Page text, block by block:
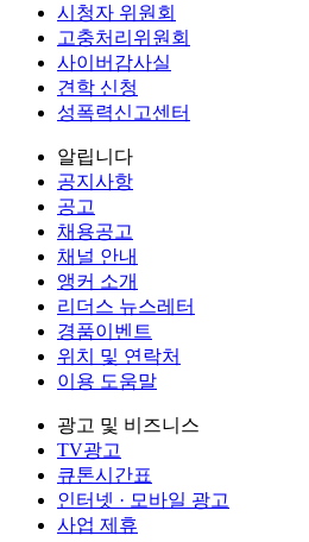
시청자 위원회
고충처리위원회
사이버감사실
견학 신청
성폭력신고센터
알립니다
공지사항
공고
채용공고
채널 안내
앵커 소개
리더스 뉴스레터
경품이벤트
위치 및 연락처
이용 도움말
광고 및 비즈니스
TV광고
큐톤시간표
인터넷 · 모바일 광고
사업 제휴